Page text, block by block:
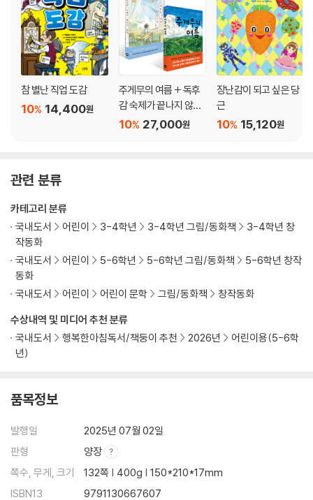
참 별난 직업 도감
14,400원
10%
주게무의 여름 + 독후
감 숙제가 끝나지 않아
세트 27,000원
10%
장난감이 되고 싶은 당
근
15,120원
10%
관련 분류
수상내역 및 미디어 추천 분류
국내도서
행복한아침독서/책둥이 추천 2026년
어린이용(5-6학
년)
카테고리 분류
국내도서
어린이 3-4학년 3-4학년 그림/동화책
3-4학년 창
작동화
국내도서
어린이 5-6학년 5-6학년 그림/동화책
5-6학년 창작
동화
국내도서
어린이 어린이 문학 그림/동화책 창작동화
품목정보
발행일
2025년 07월 02일
판형
양장
쪽수, 무게, 크기
132쪽 | 400g | 150*210*17mm
ISBN13
9791130667607